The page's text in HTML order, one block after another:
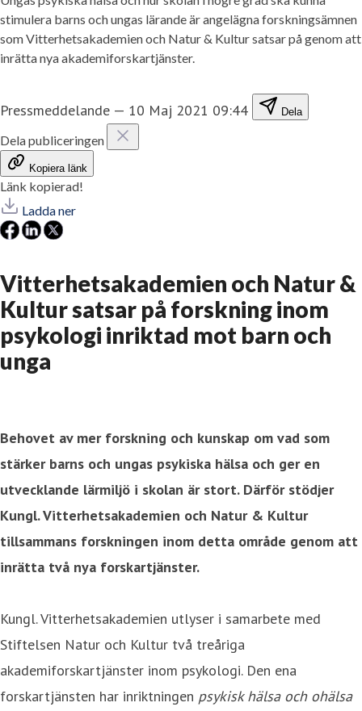
stimulera barns och ungas lärande är angelägna forskningsämnen
som Vitterhetsakademien och Natur & Kultur satsar på genom att
inrätta nya akademiforskartjänster.
Pressmeddelande — 10 Maj 2021 09:44 Dela
Dela publiceringen
Kopiera länk
Länk kopierad!
Ladda ner
Vitterhetsakademien och Natur &
Kultur satsar på forskning inom
psykologi inriktad mot barn och
unga
Behovet av mer forskning och kunskap om vad som
stärker barns och ungas psykiska hälsa och ger en
utvecklande lärmiljö i skolan är stort. Därför stödjer
Kungl. Vitterhetsakademien och Natur & Kultur
tillsammans forskningen inom detta område genom att
inrätta två nya forskartjänster.
Kungl. Vitterhetsakademien utlyser i samarbete med
Stiftelsen Natur och Kultur två treåriga
akademiforskartjänster inom psykologi. Den ena
forskartjänsten har inriktningen psykisk hälsa och ohälsa